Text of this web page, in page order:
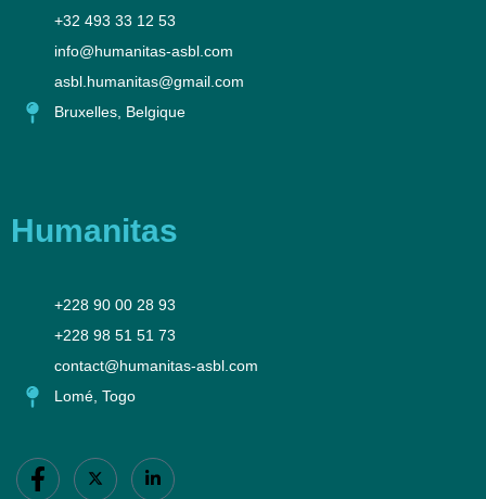
+32 493 33 12 53‬
info@humanitas-asbl.com
asbl.humanitas@gmail.com
Bruxelles, Belgique
Humanitas
+228 90 00 28 93‬
+228 98 51 51 73‬
contact@humanitas-asbl.com
Lomé, Togo